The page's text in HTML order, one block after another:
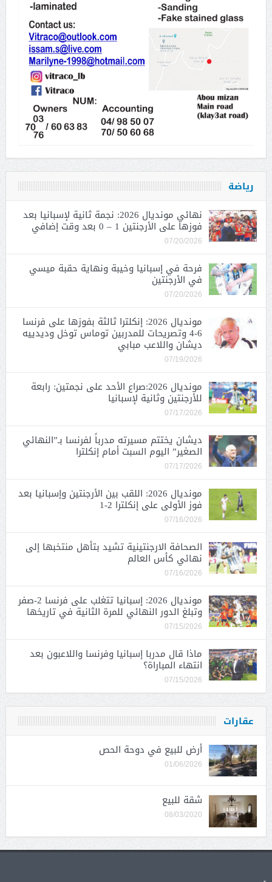
رياضة
نهائي مونديال 2026: نجمة ثانية لإسبانيا بعد
فوزها على الأرجنتين 1 – 0 بعد وقت إضافي
07/20/2026
فرحة في إسبانيا وخيبة ونهاية حقبة ميسي
في الأرجنتين
07/20/2026
مونديال 2026: إنكلترا ثالثة بفوزها على فرنسا
6-4 وتصريحات للمدربين توماس توخل وديدييه
ديشان واللاعب مبابي
07/19/2026
مونديال 2026:صراع الأحد على نجمتين: رابعة
للأرجنتين وثانية لإسبانيا
07/17/2026
ديشان يختتم مسيرته مدرباً لفرنسا بـ”النهائي
الصغير” اليوم السبت أمام إنكلترا
07/17/2026
مونديال 2026: اللقب بين الأرجنتين وإسبانيا بعد
فوز الأولى على إنكلترا 2-1
07/16/2026
الصحافة الارجنتينية تشيد بتأهل منتخبها إلى
نهائي كأس العالم
07/16/2026
مونديال 2026: إسبانيا تتغلب على فرنسا 2-صفر
وتبلغ الدور النهائي للمرة الثانية في تاريخها
07/15/2026
ماذا قال مدربا إسبانيا وفرنسا واللاعبون بعد
انتهاء المباراة؟
07/15/2026
عقارات
أرض للبيع في دوحة الحص
01/06/2026
شقة للبيع
08/03/2020